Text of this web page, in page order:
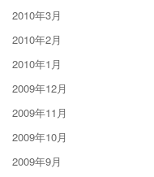
2010年3月
2010年2月
2010年1月
2009年12月
2009年11月
2009年10月
2009年9月